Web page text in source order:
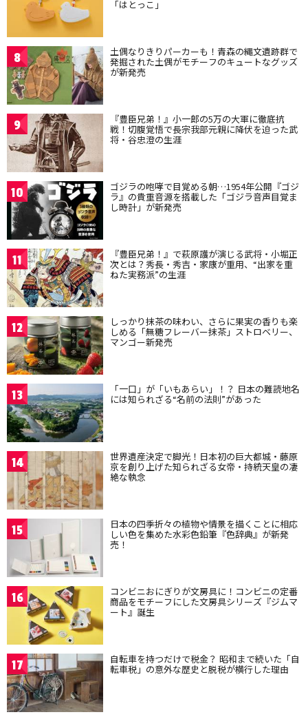
「はとっこ」
8 土偶なりきりパーカーも！青森の縄文遺跡群で
発掘された土偶がモチーフのキュートなグッズ
が新発売
9 『豊臣兄弟！』小一郎の5万の大軍に徹底抗
戦！切腹覚悟で長宗我部元親に降伏を迫った武
将・谷忠澄の生涯
10 ゴジラの咆哮で目覚める朝…1954年公開『ゴジ
ラ』の貴重音源を搭載した「ゴジラ音声目覚ま
し時計」が新発売
11 『豊臣兄弟！』で萩原護が演じる武将・小堀正
次とは？秀長・秀吉・家康が重用、“出家を重
ねた実務派”の生涯
12 しっかり抹茶の味わい、さらに果実の香りも楽
しめる「無糖フレーバー抹茶」ストロベリー、
マンゴー新発売
13 「一口」が「いもあらい」！？ 日本の難読地名
には知られざる“名前の法則”があった
14 世界遺産決定で脚光！日本初の巨大都城・藤原
京を創り上げた知られざる女帝・持統天皇の凄
絶な執念
15 日本の四季折々の植物や情景を描くことに相応
しい色を集めた水彩色鉛筆『色辞典』が新発
売！
16 コンビニおにぎりが文房具に！コンビニの定番
商品をモチーフにした文房具シリーズ『ジムマ
ート』誕生
17 自転車を持つだけで税金？ 昭和まで続いた「自
転車税」の意外な歴史と脱税が横行した理由